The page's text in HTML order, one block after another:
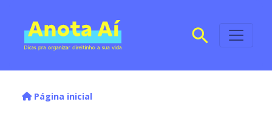
Página inicial